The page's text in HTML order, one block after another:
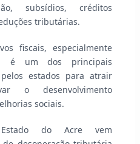
subsídios, créditos
tributárias.
fiscais, especialmente
é um dos principais
estados para atrair
o desenvolvimento
sociais.
do Acre vem